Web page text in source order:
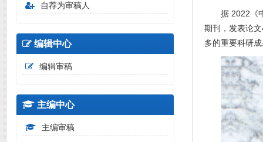
据 2022《
期刊，发表论
多的重要科研
自荐为审稿人
编辑中心
编辑审稿
主编中心
主编审稿